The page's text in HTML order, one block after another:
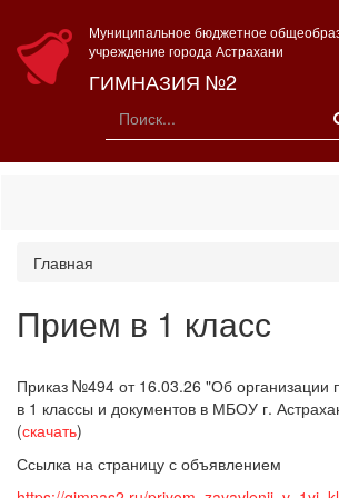
Муниципальное бюджетное
учреждение города Астрахани
ГИМНАЗИЯ №2
Главная
Прием в 1 класс
Приказ №494 от 16.03.26 "Об организации
в 1 классы и документов в МБОУ г.
(скачать)
Ссылка на страницу с объявлением